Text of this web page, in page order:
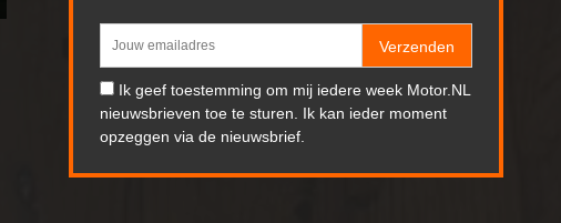
Verzenden
Ik geef toestemming om mij iedere week Motor.NL
nieuwsbrieven toe te sturen. Ik kan ieder moment
opzeggen via de nieuwsbrief.